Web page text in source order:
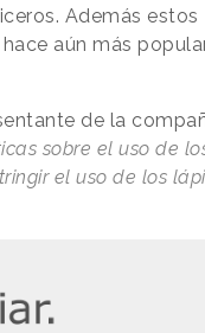
Además estos
aún más
de la
sobre el uso de
el uso de los